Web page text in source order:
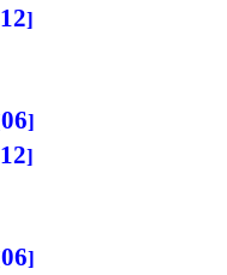
12
06
12
06